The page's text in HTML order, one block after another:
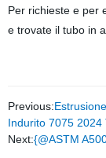
Per richieste e per
e trovate il tubo in
Previous:
Indurito 7075 2024
Next:{@ASTM